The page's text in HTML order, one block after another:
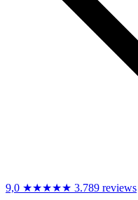
9,0 ★★★★★ 3.789 reviews